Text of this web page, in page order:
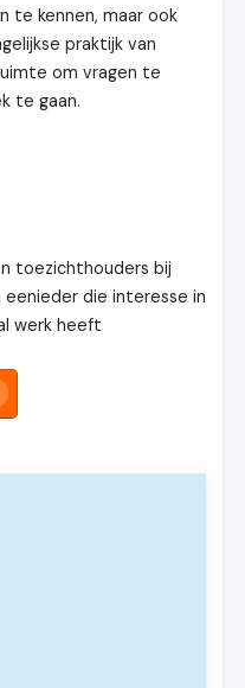
te kennen, maar ook
praktijk van
om vragen te
te gaan.
toezichthouders bij
eenieder die interesse in
werk heeft